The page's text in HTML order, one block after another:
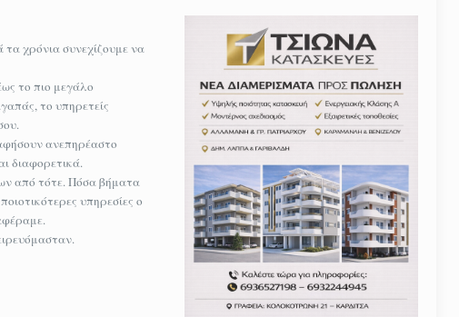
χρόνια συνεχίζουμε να
το πιο μεγάλο
το υπηρετείς
ανεπηρέαστο
διαφορετικά.
από τότε. Πόσα βήματα
υπηρεσίες ο